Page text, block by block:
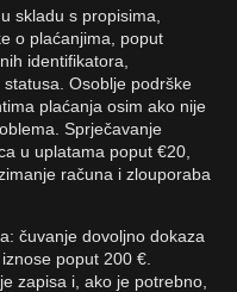
skladu s propisima,
o plaćanjima, poput
identifikatora,
Osoblje podrške
plaćanja osim ako nije
Sprječavanje
u uplatama poput €20,
računa i zlouporaba
čuvanje dovoljno dokaza
poput 200 €.
zapisa i, ako je potrebno,